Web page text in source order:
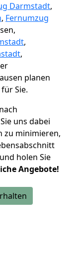
Darmstadt,
, Fernumzug
,
,
planen
für Sie.
uns dabei
zu minimieren,
holen Sie
Angebote!